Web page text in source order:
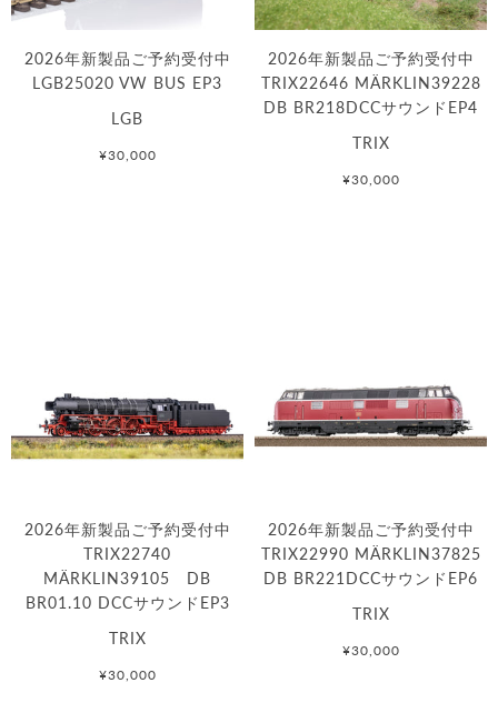
2026年新製品ご予約受付中
LGB25020 VW BUS EP3
LGB
¥30,000
2026年新製品ご予約受付中
TRIX22646 MÄRKLIN39228
DB BR218DCCサウンドEP4
TRIX
¥30,000
2026年新製品ご予約受付中
TRIX22740
MÄRKLIN39105 DB
BR01.10 DCCサウンドEP3
TRIX
¥30,000
2026年新製品ご予約受付中
TRIX22990 MÄRKLIN37825
DB BR221DCCサウンドEP6
TRIX
¥30,000